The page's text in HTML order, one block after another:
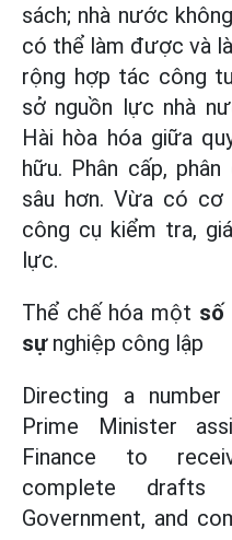
sách; nhà nước
có thể làm được và
rộng hợp tác công
sở nguồn lực nhà
Hài hòa hóa giữa
hữu. Phân cấp,
sâu hơn. Vừa có
công cụ kiểm tra,
lực.
Thể chế hóa một số
sựnghiệp công lập
Directing a
Prime Minister
Finance to
complete
Government, and